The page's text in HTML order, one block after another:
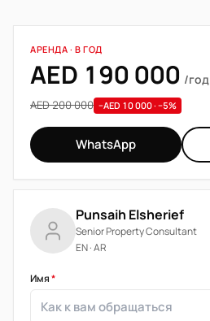
АРЕНДА · В ГОД
AED 190 000 /год
AED 200 000 −AED 10 000 · −5%
WhatsApp
Punsaih Elsherief
Senior Property Consultant
EN · AR
Имя*